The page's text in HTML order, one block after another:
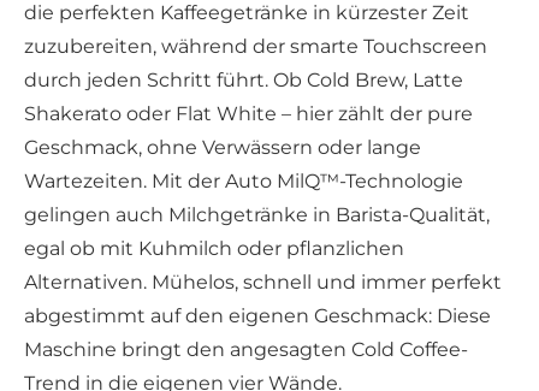
die perfekten Kaffeegetränke in kürzester Zeit
zuzubereiten, während der smarte Touchscreen
durch jeden Schritt führt. Ob Cold Brew, Latte
Shakerato oder Flat White – hier zählt der pure
Geschmack, ohne Verwässern oder lange
Wartezeiten. Mit der Auto MilQ™-Technologie
gelingen auch Milchgetränke in Barista-Qualität,
egal ob mit Kuhmilch oder pflanzlichen
Alternativen. Mühelos, schnell und immer perfekt
abgestimmt auf den eigenen Geschmack: Diese
Maschine bringt den angesagten Cold Coffee-
Trend in die eigenen vier Wände.